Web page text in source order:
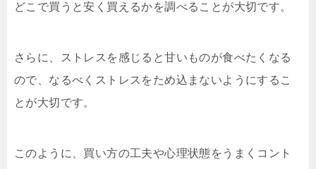
どこで買うと安く買えるかを調べることが大切です。
さらに、ストレスを感じると甘いものが食べたくなる
ので、なるべくストレスをため込まないようにするこ
とが大切です。
このように、買い方の工夫や心理状態をうまくコント